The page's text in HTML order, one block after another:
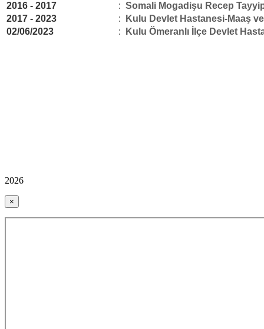
2016 - 2017
: Somali Mogadişu Recep
2017 - 2023
:
Kulu Devlet Hastanesi-Maaş
02/06/2023
: Kulu Ömeranlı İlçe Devlet
2026
×